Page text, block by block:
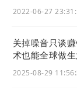
数字化营销
博、微信、
这些主流渠
统一录入，
2022-06-27
关掉噪音只谈
术也能全球做
2025-08-29